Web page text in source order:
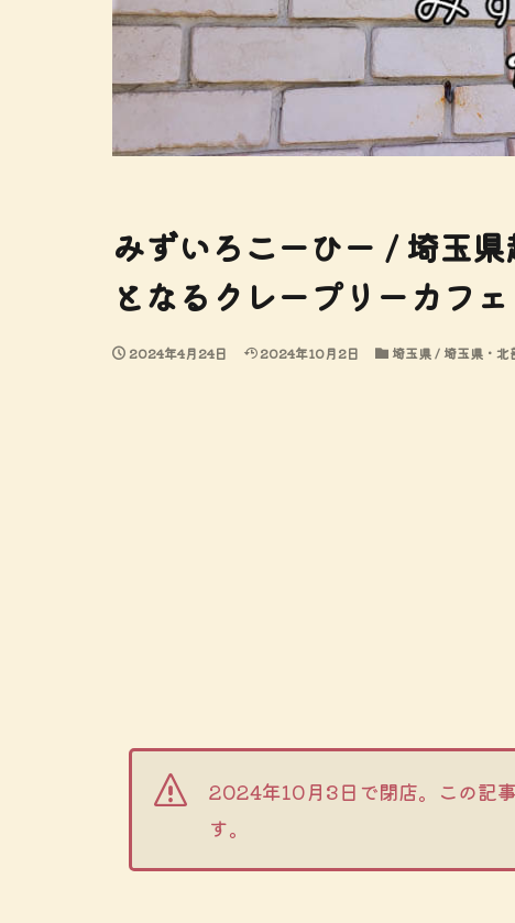
みずいろこーひー / 埼玉
となるクレープリーカフェ
2024年4月24日 2024年10月2日 埼玉県 / 埼玉県・北
2024年10月3日で閉店。この記
す。